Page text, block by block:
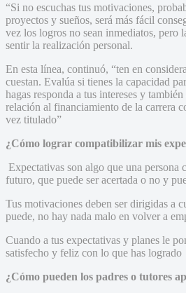
“Si no escuchas tus motivaciones,
proyectos y sueños, será más fácil
vez los logros no sean inmediatos, pero
sentir la realización personal.
En esta línea, continuó, “ten en
cuestan. Evalúa si tienes la capacidad
hagas responda a tus intereses y
relación al financiamiento de la carrera
vez titulado”
¿Cómo lograr compatibilizar mis
Expectativas son algo que una persona
futuro, que puede ser acertada o no y
Tus motivaciones deben ser dirigidas a
puede, no hay nada malo en volver a
Cuando a tus expectativas y planes le
satisfecho y feliz con lo que has logrado
¿Cómo pueden los padres o tutores